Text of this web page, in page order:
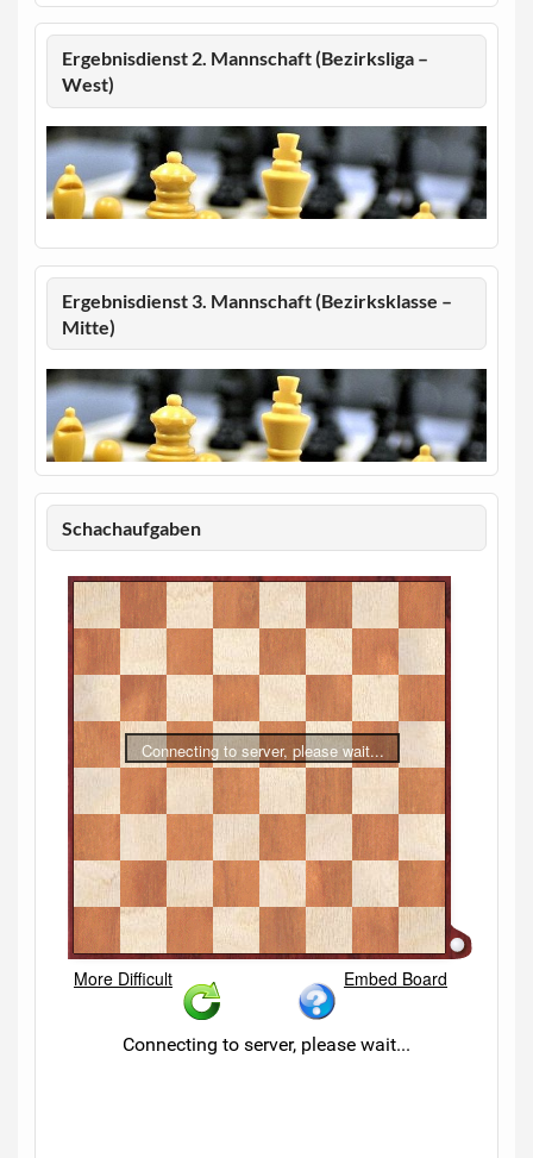
Ergebnisdienst 2. Mannschaft (Bezirksliga –
West)
Ergebnisdienst 3. Mannschaft (Bezirksklasse –
Mitte)
Schachaufgaben